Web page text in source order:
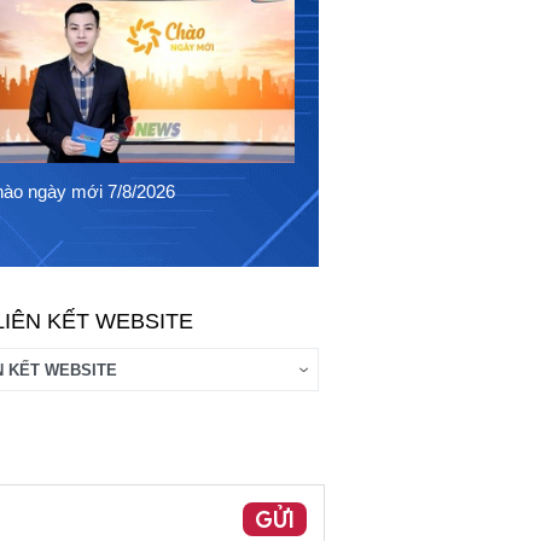
GỬI
ngày mới 7/8/2026
KẾT WEBSITE